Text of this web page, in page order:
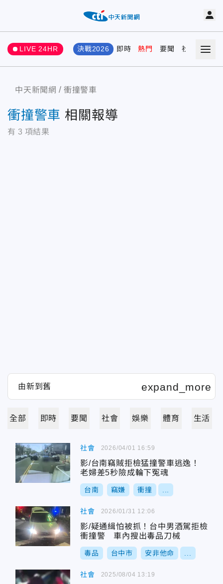
LIVE 24HR 決戰2026 即時 熱門 要聞 社會 娛樂
中天新聞網 衝撞警車
衝撞警車 相關報導
有 3 項結果
全部 即時 要聞 社會 娛樂 體育 生活
社會
影/台南竊賊拒檢猛撞警車逃逸！
老婦差5秒險成輪下冤魂
台南 竊嫌 衝撞
2026/04/01 16:59
社會
影/疑通緝怕被抓！台中男酒駕拒檢
衝撞警 車內搜出毒品刀械
毒品 台中市 安非他命
2026/01/31 12:06
社會 2025/08/04 13:19